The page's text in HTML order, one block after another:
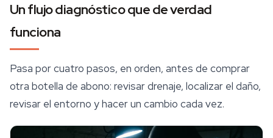
Un flujo diagnóstico que de verdad
funciona
Pasa por cuatro pasos, en orden, antes de comprar
otra botella de abono: revisar drenaje, localizar el daño,
revisar el entorno y hacer un cambio cada vez.